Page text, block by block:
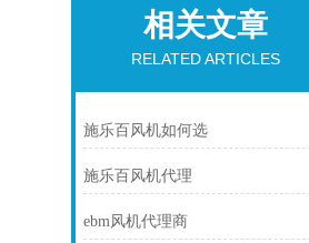
相关文章
RELATED ARTICLES
施乐百风机如何选
施乐百风机代理
ebm风机代理商